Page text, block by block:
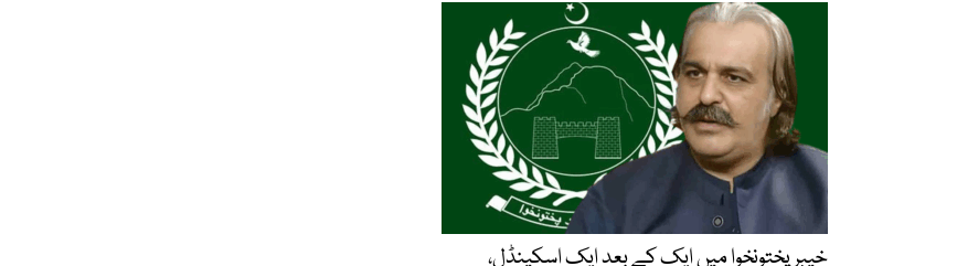
خیبرپختونخوا میں ایک کے بعد ایک اسکینڈل،